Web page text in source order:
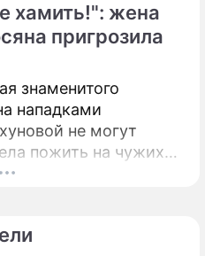
хамить!": жена
пригрозила
знаменитого
нападками
не могут
пожить на чужих
добротой Елены
из семьи ее мужа